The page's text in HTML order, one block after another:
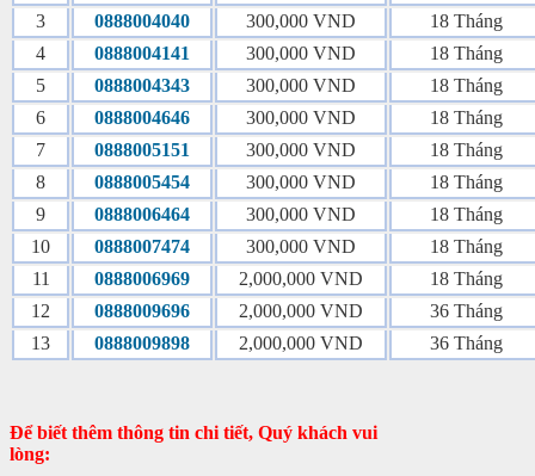
3
0888004040 300,000 VND
18 Tháng
4
0888004141 300,000 VND
18 Tháng
5
0888004343 300,000 VND
18 Tháng
6
0888004646 300,000 VND
18 Tháng
7
0888005151 300,000 VND
18 Tháng
8
0888005454 300,000 VND
18 Tháng
9
0888006464 300,000 VND
18 Tháng
10
0888007474 300,000 VND
18 Tháng
11
0888006969 2,000,000 VND
18 Tháng
12
0888009696 2,000,000 VND
36 Tháng
13
0888009898 2,000,000 VND 36 Tháng
Để biết thêm thông tin chi tiết, Quý khách vui
lòng: